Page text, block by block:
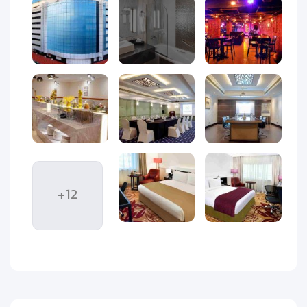
مراکز مهم شهر، تجربه‌ای به‌یادماندنی را برای مهمانان خود رقم
می‌زند. در ادامه با ما در ویداگشت همراه باشید تا نگاهی جامع به
امکانات، موقعیت، ویژگی‌ها و نکات مهم درباره هتل ویژن امپریال
بیندازیم.
هتل ویژن امپریال دبی یک هتل ۴ ستاره لوکس است که در منطقه
البرشا دبی واقع شده و دسترسی آسانی به مراکز خرید مهم مانند
امارات مالو ایستگاه مترو دارد. این هتل قبلاً با ناماکسلسيور
هتل البرشاشناخته می‌شد و با تغییر نام به ویژن امپریال، خدمات
خود را با امکانات مدرن‌تر و فضای مجلل‌تر به مهمانان ارائه می‌دهد.
موقعیت مکانی هتل ویژن امپریال
دبی
+12